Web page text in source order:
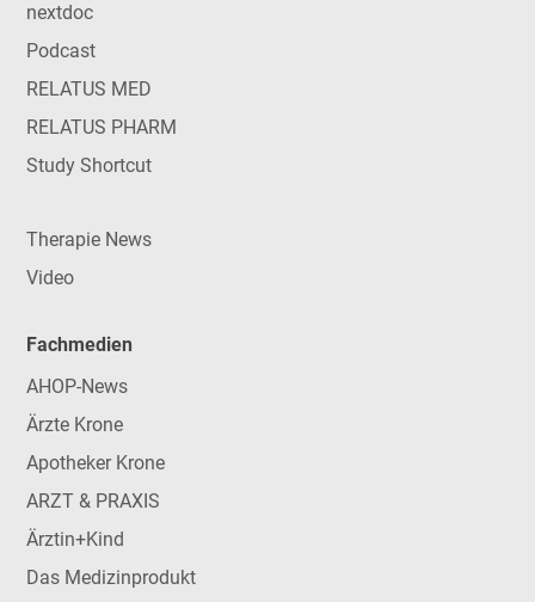
nextdoc
Podcast
RELATUS MED
RELATUS PHARM
Study Shortcut
Therapie News
Video
Fachmedien
AHOP-News
Ärzte Krone
Apotheker Krone
ARZT & PRAXIS
Ärztin+Kind
Das Medizinprodukt